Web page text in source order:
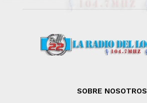
SOBRE NOSOTROS